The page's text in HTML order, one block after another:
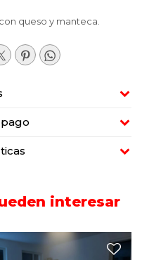
queso y manteca.
 
interesar